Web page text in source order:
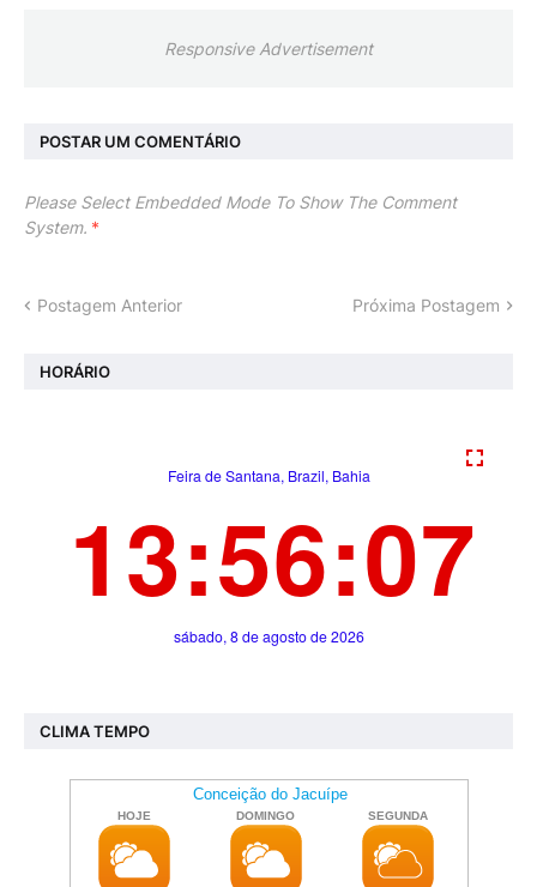
Responsive Advertisement
POSTAR UM COMENTÁRIO
Please Select Embedded Mode To Show The Comment
System. *
Postagem Anterior Próxima Postagem
HORÁRIO
CLIMA TEMPO